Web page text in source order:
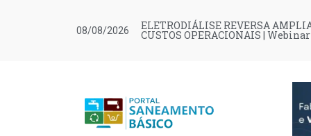
08/08/2026 ELETRODIÁLISE REVERSA
CUSTOS OPERACIONAIS |